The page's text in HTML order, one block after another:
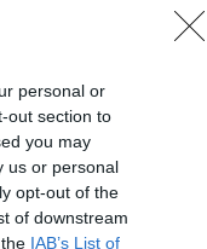
personal or
out section to
you may
us or personal
opt-out of the
of downstream
IAB’s List of